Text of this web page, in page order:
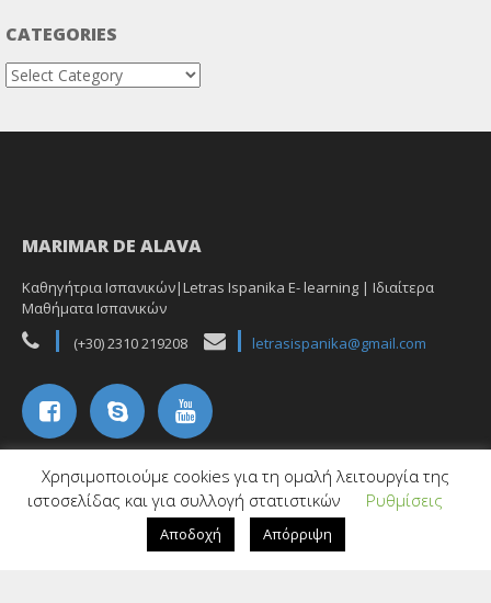
CATEGORIES
Categories
MARIMAR DE ALAVA
Καθηγήτρια Ισπανικών|Letras Ispanika E- learning | Ιδιαίτερα
Μαθήματα Ισπανικών
(+30) 2310 219208
letrasispanika@gmail.com
Χρησιμοποιούμε cookies για τη ομαλή λειτουργία της
ιστοσελίδας και για συλλογή στατιστικών
Ρυθμίσεις
Αποδοχή Απόρριψη